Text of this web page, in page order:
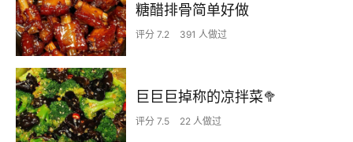
糖醋排骨简单好做
评分 7.2 391 人做过
巨巨巨掉称的凉拌菜🥦
评分 7.5 22 人做过